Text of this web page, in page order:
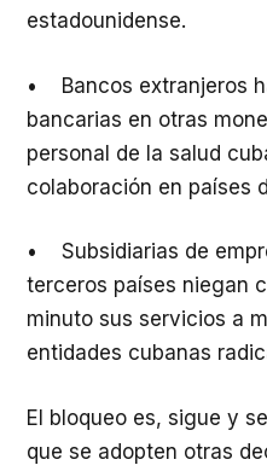
estadounidense.
• Bancos extranjeros
bancarias en otras
personal de la salud
colaboración en países
• Subsidiarias de
terceros países niegan
minuto sus servicios a
entidades cubanas
El bloqueo es, sigue y
que se adopten otras